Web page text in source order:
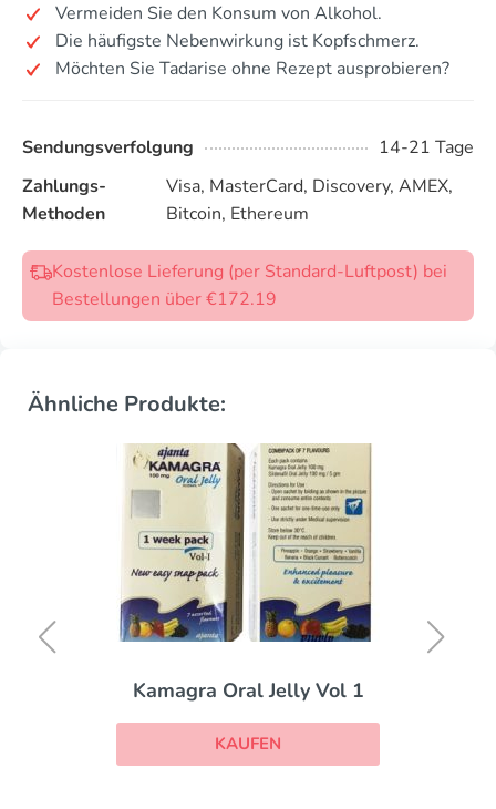
Vermeiden Sie den Konsum von Alkohol.
Die häufigste Nebenwirkung ist Kopfschmerz.
Möchten Sie Tadarise ohne Rezept ausprobieren?
Sendungsverfolgung
14-21 Tage
Zahlungs-
Methoden
Visa, MasterCard, Discovery, AMEX,
Bitcoin, Ethereum
Kostenlose Lieferung (per Standard-Luftpost) bei
Bestellungen über €172.19
Ähnliche Produkte:
Kamagra Oral Jelly Vol 1
KAUFEN